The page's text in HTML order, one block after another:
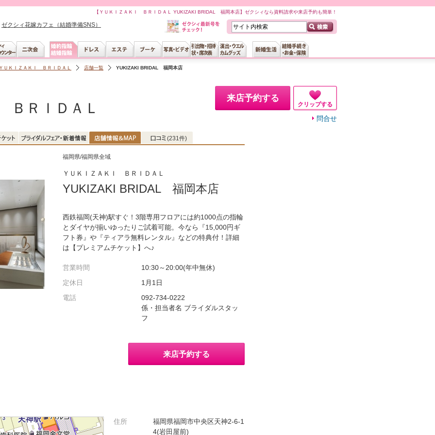
【ＹＵＫＩＺＡＫＩ ＢＲＩＤＡＬ YUKIZAKI BRIDAL 福岡本店】ゼクシィなら資料請求や来店予約も簡単！
ゼクシィ花嫁カフェ（結婚準備SNS）
ＵＫＩＺＡＫＩ ＢＲＩＤＡＬ 店舗一覧 YUKIZAKI BRIDAL 福岡本店
ＲＩＤＡＬ
来店予約する
クリップする
問合せ
(231件)
福岡県/福岡県全域
ＹＵＫＩＺＡＫＩ ＢＲＩＤＡＬ
YUKIZAKI BRIDAL 福岡本店
西鉄福岡(天神)駅すぐ！3階専用フロアには約1000点の指輪
とダイヤが揃いゆったりご試着可能。今なら『15,000円ギ
フト券』や『ティアラ無料レンタル』などの特典付！詳細
は【プレミアムチケット】へ♪
営業時間
10:30～20:00(年中無休)
定休日
1月1日
電話
092-734-0222
係・担当者名 ブライダルスタッ
フ
来店予約する
住所
福岡県福岡市中央区天神2-6-1
4(岩田屋前)